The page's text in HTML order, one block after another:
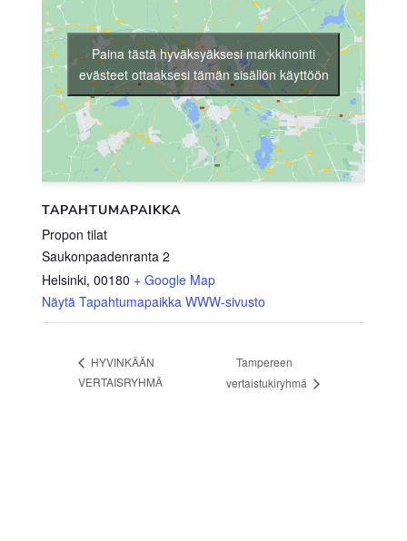
TAPAHTUMAPAIKKA
Propon tilat
Saukonpaadenranta 2
Helsinki, 00180 + Google Map
Näytä Tapahtumapaikka WWW-sivusto
Paina tästä hyväksyäksesi markkinointi
evästeet ottaaksesi tämän sisällön käyttöön
HYVINKÄÄN
VERTAISRYHMÄ
Tampereen
vertaistukiryhmä